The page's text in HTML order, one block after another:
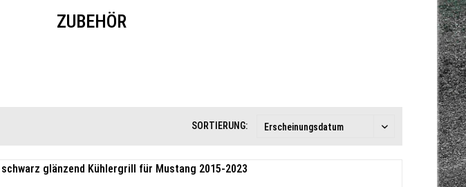
ZUBEHÖR
SORTIERUNG:
glänzend Kühlergrill für Mustang 2015-2023